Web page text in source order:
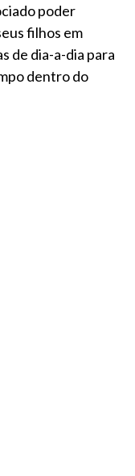
poder
filhos em
de dia-a-dia para
dentro do